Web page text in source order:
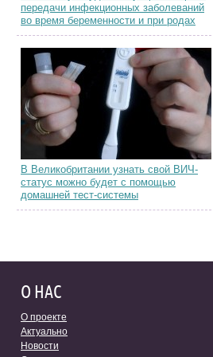
передачи инфекционных заболеваний
во время беременности и при родах
В Великобритании узнать свой ВИЧ-
статус можно будет с помощью
домашней тест-системы
О НАС
О проекте
Актуально
Новости